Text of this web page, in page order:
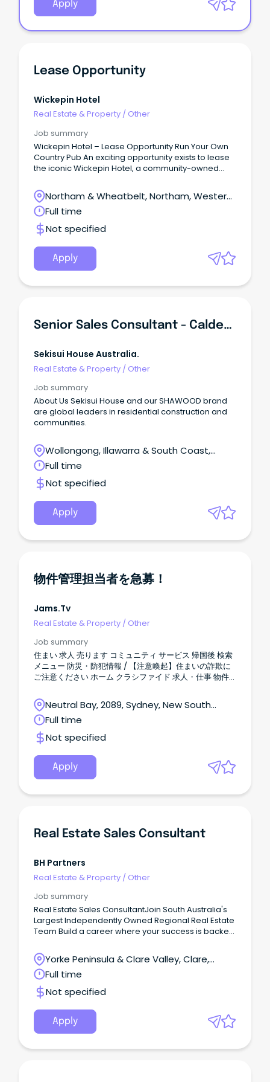
Apply
Lease Opportunity
Wickepin Hotel
Real Estate & Property / Other
Job summary
Wickepin Hotel – Lease Opportunity Run Your Own
Country Pub An exciting opportunity exists to lease
the iconic Wickepin Hotel, a community-owned
Northam & Wheatbelt, Northam, Western
Australia
Full time
Not specified
Apply
Senior Sales Consultant - Calderwood / Bingara
Sekisui House Australia.
Real Estate & Property / Other
Job summary
About Us Sekisui House and our SHAWOOD brand
are global leaders in residential construction and
communities.
Wollongong, Illawarra & South Coast,
Wollongong, New South Wales
Full time
Not specified
Apply
物件管理担当者を急募！
Jams.tv
Real Estate & Property / Other
Job summary
住まい 求人 売ります コミュニティ サービス 帰国後 検索
メニュー 防災・防犯情報 / 【注意喚起】住まいの詐欺に
ご注意ください ホーム クラシファイド 求人・仕事 物件
ース イベント JAMS.TVからのお知らせ お得／割引 グル
メ 教育／留学／習い事 旅行／観光 医療／保険 美容／健
康 マネー 法律／ビザ 就職／転職 電話／通信 自動車 ショ
ッピング 不動産／住宅／引越 冠婚葬祭 エンタメ／スポー
ツ ビジネス 日系コミュニティ 2025.11.30 975 views 新規
投稿 シドニー 物件管理担当者を急募！ 投稿者情報 上松
不動産 0412231000 / info@upropertirs.com.au 会社情
報 会社名 上松不動産 住所 Shop10 / 99 Military Road
https://www.uproperties.com.au/ 投稿者の他の記事
Uematsu不動産では、経験豊富な物件管理業務
(Property Manager)を担当できる方を募集しておりま
予定の方 フルタイムで勤務可能な方 英語および日本語で
のコミュニケーションが可能な方 自家用車をお持ちで運
転に慣れている方 交渉力があり、人と接することが好き
な方 ITスキルに優れ、長期的に勤務できる方 情熱をもっ
て仕事に取り組める方 永住ビザ 保持者 勤務地： Neutral
Bay（NSW） お問い合わせ先： 上松（Uematsu） 📧
kazu@uproperties.com.au 📞 0412-231-000 周辺エリ
法を解説 Jams.TV PR 2026.08.04 不動産／住宅／引越
【年内開港】シドニー新空港×新都市で注目の投資エリア
とは？ Orion Star Property 2026.07.30 不動産／住宅／
引越 オーストラリアのリフォーム・リノベーション費用
の方も安心指名！シドニーヘアサロンの実力派スタイリ
トラリアで永住権につながる学校・仕事・進学先を徹底
解説 Jams.TV PR 2026.07.22 美容／健康 初回限定ネイ
Neutral Bay, 2089, Sydney, New South
Wales
Full time
Not specified
Apply
Real Estate Sales Consultant
BH Partners
Real Estate & Property / Other
Job summary
Real Estate Sales ConsultantJoin South Australia's
Largest Independently Owned Regional Real Estate
Team Build a career where your success is backed
Yorke Peninsula & Clare Valley, Clare,
South Australia
Full time
Not specified
Apply